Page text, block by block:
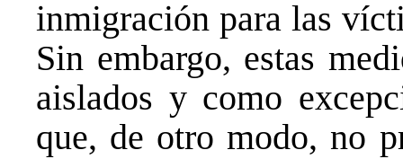
inmigración para las
Sin embargo, estas
aislados y como
que, de otro modo, no